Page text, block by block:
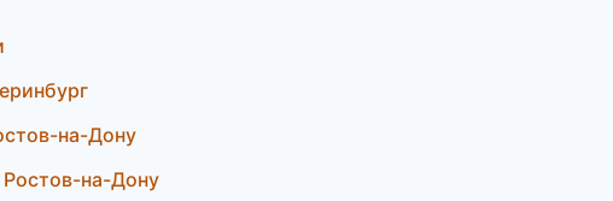
на-Дону
на-Дону